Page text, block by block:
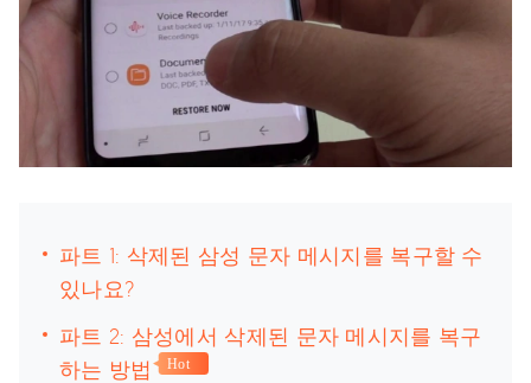
파트 1: 삭제된 삼성 문자 메시지를 복구할 수
있나요?
파트 2: 삼성에서 삭제된 문자 메시지를 복구
하는 방법
Hot